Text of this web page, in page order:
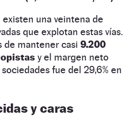
una veintena de
que explotan estas vías.
de mantener casi 9.200
y el margen neto
fue del 29,6% en
y caras